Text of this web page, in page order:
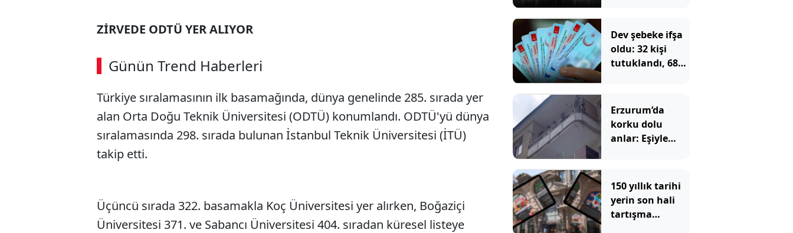
ZİRVEDE ODTÜ YER ALIYOR
Günün Trend Haberleri
Türkiye sıralamasının ilk basamağında, dünya genelinde 285. sırada yer
alan Orta Doğu Teknik Üniversitesi (ODTÜ) konumlandı. ODTÜ'yü dünya
sıralamasında 298. sırada bulunan İstanbul Teknik Üniversitesi (İTÜ)
takip etti.
Üçüncü sırada 322. basamakla Koç Üniversitesi yer alırken, Boğaziçi
Üniversitesi 371. ve Sabancı Üniversitesi 404. sıradan küresel listeye
Dev şebeke ifşa
oldu: 32 kişi
tutuklandı, 687
iptal edilecek
Erzurum’da
korku dolu
anlar: Eşiyle
aldı
150 yıllık tarihi
yerin son hali
tartışma